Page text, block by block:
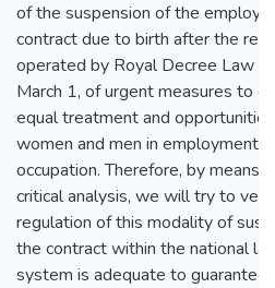
of the suspension of the
contract due to birth after the
operated by Royal Decree Law
March 1, of urgent measures to
equal treatment and
women and men in employment
occupation. Therefore, by means
critical analysis, we will try to
regulation of this modality of
the contract within the national
system is adequate to guarantee